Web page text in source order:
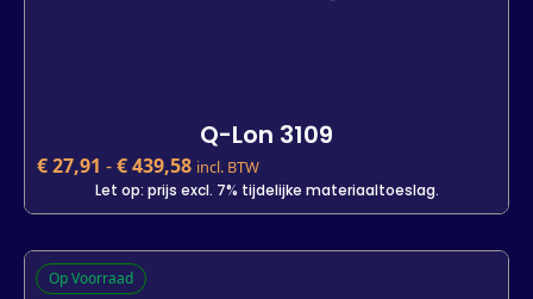
Q-Lon 3109
€27,91 -€439,58 incl. BTW
Let op: prijs excl. 7% tijdelijke materiaaltoeslag.
Q-Lon 3109
€27,91 incl. BTW
Op Voorraad